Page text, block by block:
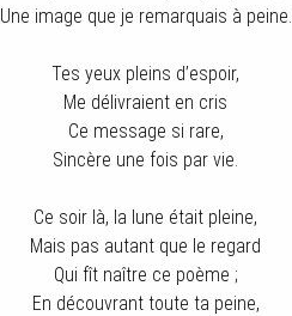
Une image que je remarquais à peine.
Tes yeux pleins d’espoir,
Me délivraient en cris
Ce message si rare,
Sincère une fois par vie.
Ce soir là, la lune était pleine,
Mais pas autant que le regard
Qui fît naître ce poème ;
En découvrant toute ta peine,